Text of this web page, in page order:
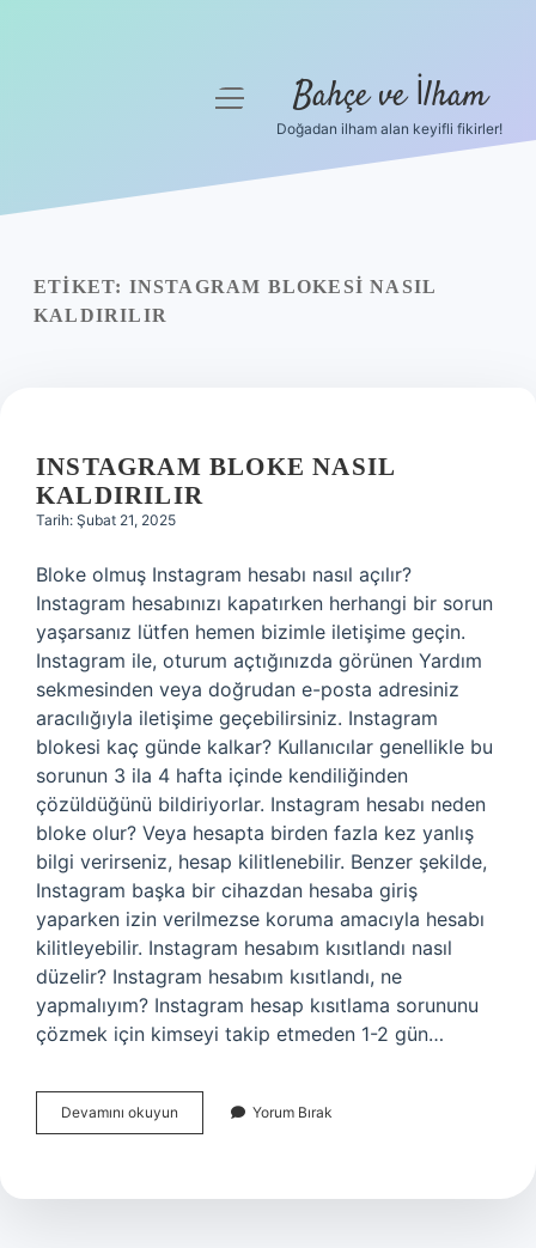
Yasal Uyarı
menüyü
Bahçe ve İlham
Doğadan ilham alan keyifli fikirler!
ETIKET: INSTAGRAM BLOKESI NASIL
KALDIRILIR
INSTAGRAM BLOKE NASIL
KALDIRILIR
Tarih: Şubat 21, 2025
Bloke olmuş Instagram hesabı nasıl açılır?
Instagram hesabınızı kapatırken herhangi bir sorun
yaşarsanız lütfen hemen bizimle iletişime geçin.
Instagram ile, oturum açtığınızda görünen Yardım
sekmesinden veya doğrudan e-posta adresiniz
aracılığıyla iletişime geçebilirsiniz. Instagram
blokesi kaç günde kalkar? Kullanıcılar genellikle bu
sorunun 3 ila 4 hafta içinde kendiliğinden
çözüldüğünü bildiriyorlar. Instagram hesabı neden
bloke olur? Veya hesapta birden fazla kez yanlış
bilgi verirseniz, hesap kilitlenebilir. Benzer şekilde,
Instagram başka bir cihazdan hesaba giriş
yaparken izin verilmezse koruma amacıyla hesabı
kilitleyebilir. Instagram hesabım kısıtlandı nasıl
düzelir? Instagram hesabım kısıtlandı, ne
yapmalıyım? Instagram hesap kısıtlama sorununu
çözmek için kimseyi takip etmeden 1-2 gün…
Devamını okuyun Instagram
Bloke
Yorum Bırak